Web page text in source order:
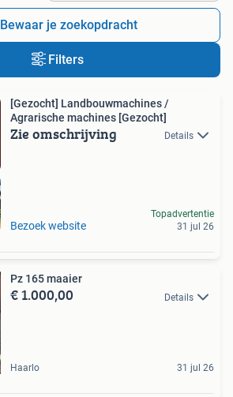
Bewaar je zoekopdracht
Filters
[Gezocht] Landbouwmachines /
Agrarische machines [Gezocht]
Zie omschrijving Details
Bezoek website
Topadvertentie
31 jul 26
Pz 165 maaier
€ 1.000,00 Details
Haarlo 31 jul 26